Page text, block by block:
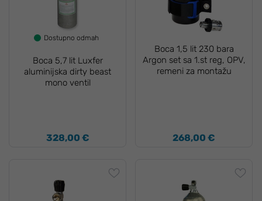
Dostupno odmah
Boca 5,7 lit Luxfer
aluminijska dirty beast
mono ventil
328,00 €
Boca 1,5 lit 230 bara
Argon set sa 1.st reg, OPV,
remeni za montažu
268,00 €